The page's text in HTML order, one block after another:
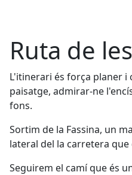
Ruta de
L'itinerari és força planer i
paisatge, admirar-ne
fons.
Sortim de la Fassina, un
lateral del la carretera que
Seguirem el camí que és